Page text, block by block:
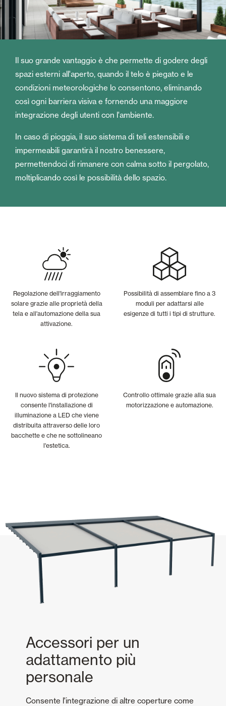
Il suo grande vantaggio è che permette di godere degli
spazi esterni all'aperto, quando il telo è piegato e le
condizioni meteorologiche lo consentono, eliminando
così ogni barriera visiva e fornendo una maggiore
integrazione degli utenti con l'ambiente.
In caso di pioggia, il suo sistema di teli estensibili e
impermeabili garantirà il nostro benessere,
permettendoci di rimanere con calma sotto il pergolato,
moltiplicando così le possibilità dello spazio.
Regolazione dell'irraggiamento
solare grazie alle proprietà della
tela e all'automazione della sua
attivazione.
Possibilità di assemblare fino a 3
moduli per adattarsi alle
esigenze di tutti i tipi di strutture.
Il nuovo sistema di protezione
consente l'installazione di
illuminazione a LED che viene
distribuita attraverso delle loro
bacchette e che ne sottolineano
l'estetica.
Controllo ottimale grazie alla sua
motorizzazione e automazione.
Accessori per un
adattamento più
personale
Consente l'integrazione di altre coperture come